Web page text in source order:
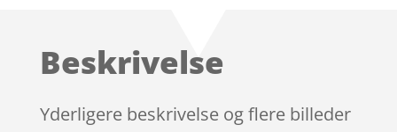
på
mmelser
Beskrivelse
Yderligere beskrivelse og flere billeder